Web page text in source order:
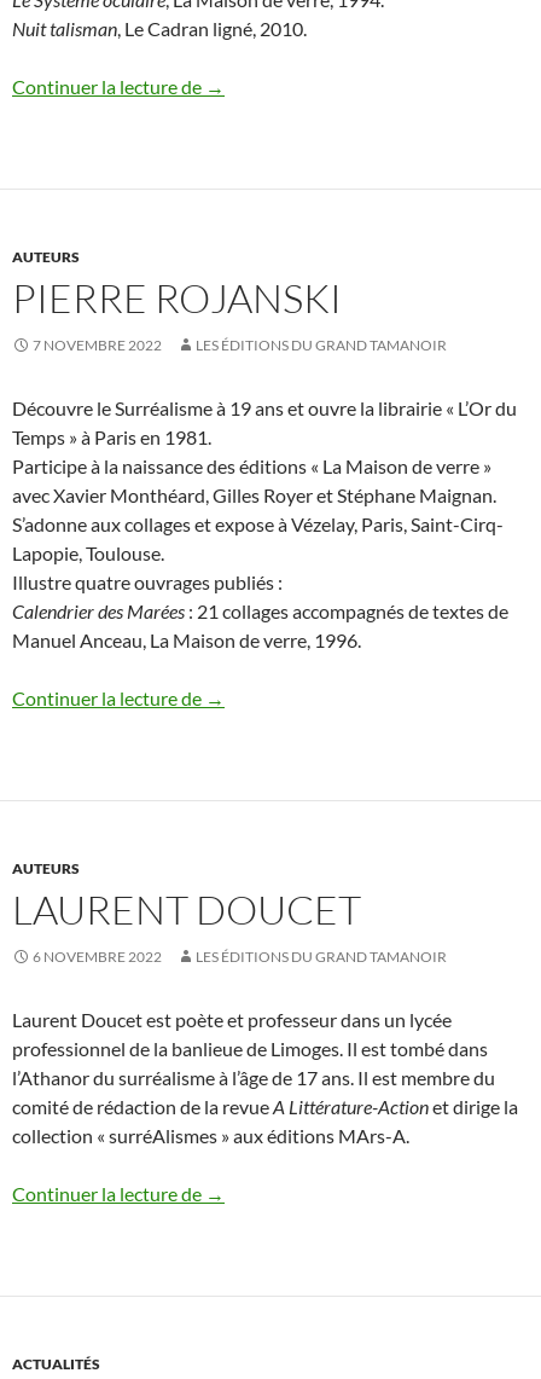
Nuit talisman, Le Cadran ligné, 2010.
Continuer la lecture de Stéphane Maignan
→
AUTEURS
PIERRE ROJANSKI
7 NOVEMBRE 2022 LES ÉDITIONS DU GRAND TAMANOIR
Découvre le Surréalisme à 19 ans et ouvre la librairie « L’Or du
Temps » à Paris en 1981.
Participe à la naissance des éditions « La Maison de verre »
avec Xavier Monthéard, Gilles Royer et Stéphane Maignan.
S’adonne aux collages et expose à Vézelay, Paris, Saint-Cirq-
Lapopie, Toulouse.
Illustre quatre ouvrages publiés :
Calendrier des Marées : 21 collages accompagnés de textes de
Manuel Anceau, La Maison de verre, 1996.
Continuer la lecture de Pierre Rojanski
→
AUTEURS
LAURENT DOUCET
6 NOVEMBRE 2022 LES ÉDITIONS DU GRAND TAMANOIR
Laurent Doucet est poète et professeur dans un lycée
professionnel de la banlieue de Limoges. Il est tombé dans
l’Athanor du surréalisme à l’âge de 17 ans. Il est membre du
comité de rédaction de la revueA Littérature-Actionet dirige la
collection « surréAlismes » aux éditions MArs-A.
Continuer la lecture de Laurent Doucet
→
ACTUALITÉS